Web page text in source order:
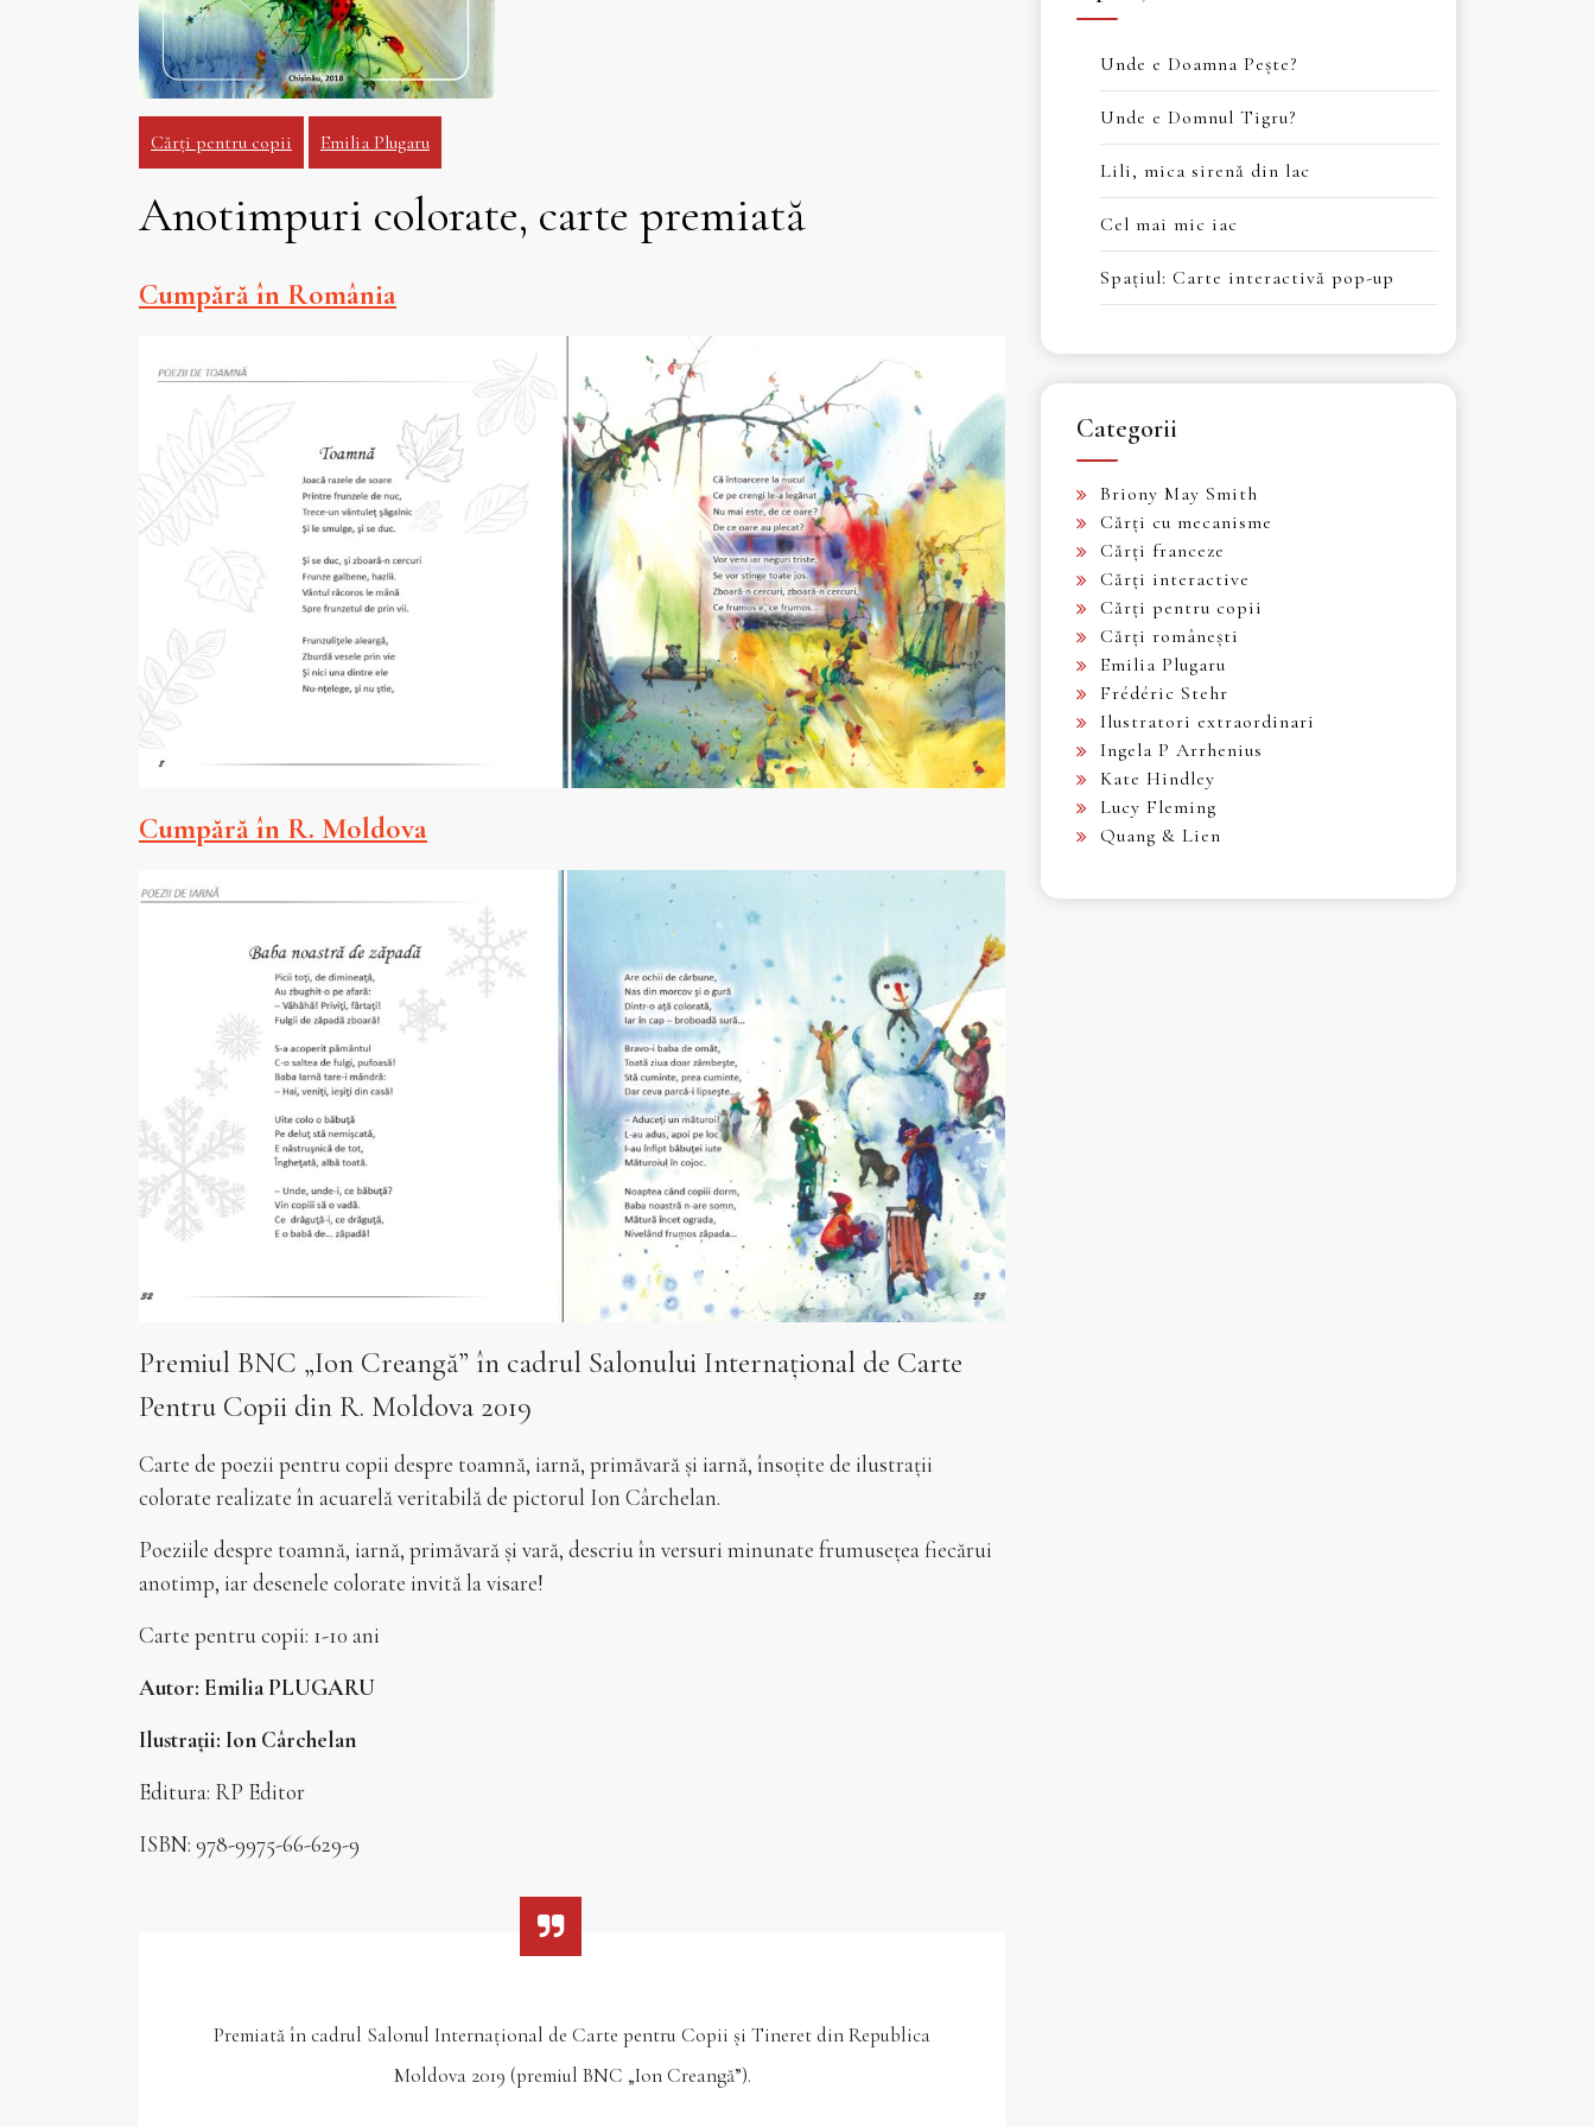
Cărți pentru copii Emilia Plugaru
Anotimpuri colorate, carte premiată
Cumpără în România
Cumpără în R. Moldova
Premiul BNC „Ion Creangă” în cadrul Salonului Internațional de Carte
Pentru Copii din R. Moldova 2019
Carte de poezii pentru copii despre toamnă, iarnă, primăvară și iarnă, însoțite de ilustrații
colorate realizate în acuarelă veritabilă de pictorul Ion Cârchelan.
Poeziile despre toamnă, iarnă, primăvară și vară, descriu în versuri minunate frumusețea fiecărui
anotimp, iar desenele colorate invită la visare!
Carte pentru copii: 1-10 ani
Autor: Emilia PLUGARU
Ilustrații: Ion Cârchelan
Editura: RP Editor
ISBN: 978-9975-66-629-9
Premiată în cadrul Salonul Internațional de Carte pentru Copii și Tineret din Republica
Moldova 2019 (premiul BNC „Ion Creangă”).
Unde e Doamna Pește?
Unde e Domnul Tigru?
Lili, mica sirenă din lac
Cel mai mic iac
Spaţiul: Carte interactivă pop-up
Categorii
Briony May Smith
Cărți cu mecanisme
Cărți franceze
Cărți interactive
Cărți pentru copii
Cărți românești
Emilia Plugaru
Frédéric Stehr
Ilustratori extraordinari
Ingela P Arrhenius
Kate Hindley
Lucy Fleming
Quang & Lien